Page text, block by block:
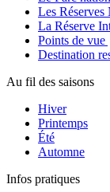
Les Réserves
La Réserve
Points de vue
Destination
Au fil des saisons
Hiver
Printemps
Été
Automne
Infos pratiques